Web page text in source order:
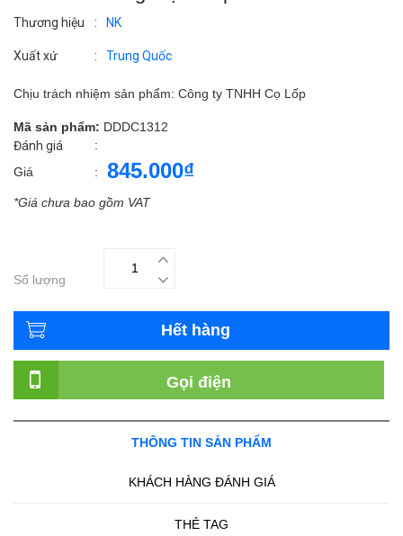
Thương hiệu : NK
Xuất xứ : Trung Quốc
Chịu trách nhiệm sản phẩm: Công ty TNHH Cọ Lốp
Mã sản phẩm: DDDC1312
Đánh giá
:
Giá
: 845.000₫
*Giá chưa bao gồm VAT
Số lượng
Hết hàng
Gọi điện
THÔNG TIN SẢN PHẨM
KHÁCH HÀNG ĐÁNH GIÁ
THẺ TAG